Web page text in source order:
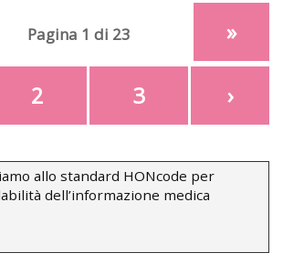
Pagina 1 di 23
2 3 ›
»
allo standard HONcode per
dell’informazione medica